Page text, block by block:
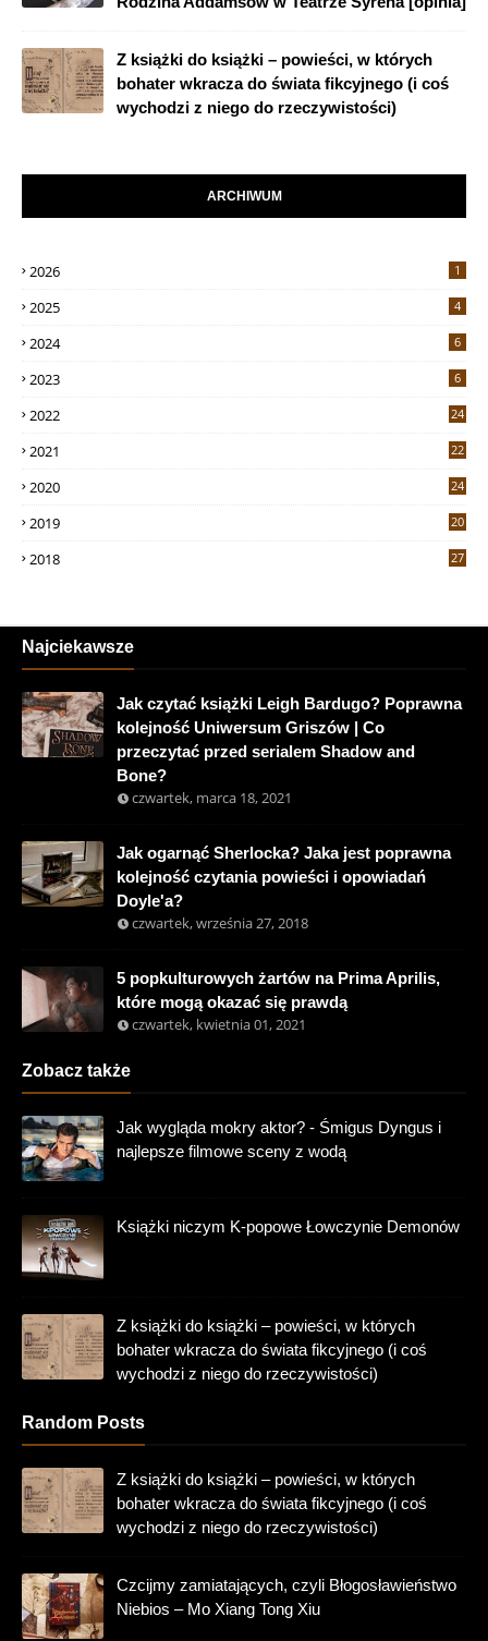
Z książki do książki – powieści, w których
bohater wkracza do świata fikcyjnego (i coś
wychodzi z niego do rzeczywistości)
ARCHIWUM
2026 1
2025 4
2024 6
2023 6
2022 24
2021 22
2020 24
2019 20
2018 27
Najciekawsze
Jak czytać książki Leigh Bardugo? Poprawna
kolejność Uniwersum Griszów | Co
przeczytać przed serialem Shadow and
Bone?
czwartek, marca 18, 2021
Jak ogarnąć Sherlocka? Jaka jest poprawna
kolejność czytania powieści i opowiadań
Doyle'a?
czwartek, września 27, 2018
5 popkulturowych żartów na Prima Aprilis,
które mogą okazać się prawdą
czwartek, kwietnia 01, 2021
Zobacz także
Jak wygląda mokry aktor? - Śmigus Dyngus i
najlepsze filmowe sceny z wodą
Książki niczym K-popowe Łowczynie Demonów
Z książki do książki – powieści, w których
bohater wkracza do świata fikcyjnego (i coś
wychodzi z niego do rzeczywistości)
Random Posts
Z książki do książki – powieści, w których
bohater wkracza do świata fikcyjnego (i coś
wychodzi z niego do rzeczywistości)
Czcijmy zamiatających, czyli Błogosławieństwo
Niebios – Mo Xiang Tong Xiu